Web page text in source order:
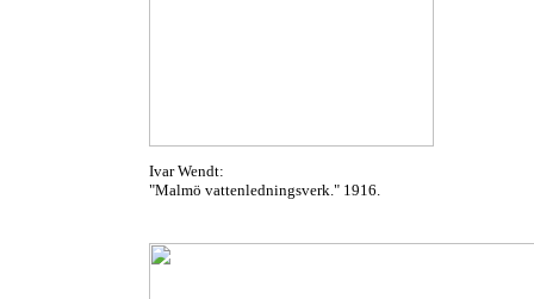
Ivar Wendt:
"Malmö vattenledningsverk." 1916.